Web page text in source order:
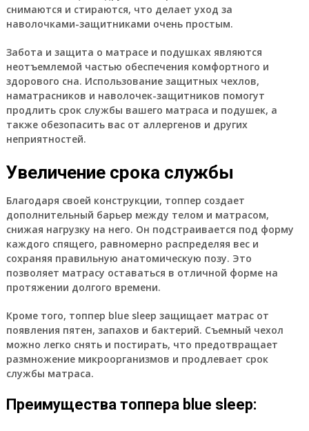
снимаются и стираются, что делает уход за
наволочками-защитниками очень простым.
Забота и защита о матрасе и подушках являются
неотъемлемой частью обеспечения комфортного и
здорового сна. Использование защитных чехлов,
наматрасников и наволочек-защитников помогут
продлить срок службы вашего матраса и подушек, а
также обезопасить вас от аллергенов и других
неприятностей.
Увеличение срока службы
Благодаря своей конструкции, топпер создает
дополнительный барьер между телом и матрасом,
снижая нагрузку на него. Он подстраивается под форму
каждого спящего, равномерно распределяя вес и
сохраняя правильную анатомическую позу. Это
позволяет матрасу оставаться в отличной форме на
протяжении долгого времени.
Кроме того, топпер blue sleep защищает матрас от
появления пятен, запахов и бактерий. Съемный чехол
можно легко снять и постирать, что предотвращает
размножение микроорганизмов и продлевает срок
службы матраса.
Преимущества топпера blue sleep: